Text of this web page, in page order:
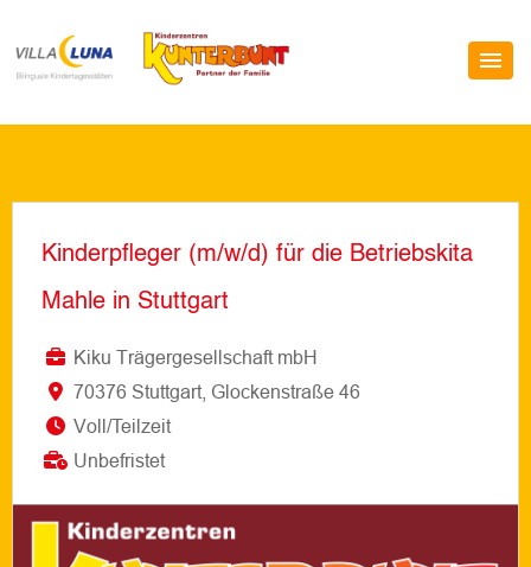
Kinderpfleger (m/w/d) für die Betriebskita
Mahle in Stuttgart
Kiku Trägergesellschaft mbH
70376 Stuttgart, Glockenstraße 46
Voll/Teilzeit
Unbefristet